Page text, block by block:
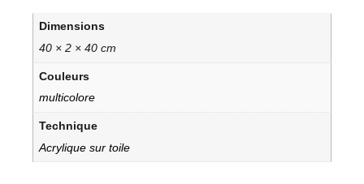
Dimensions
40 × 2 × 40 cm
Couleurs
multicolore
Technique
Acrylique sur toile